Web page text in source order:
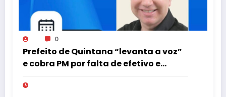
0
Prefeito de Quintana “levanta a voz”
e cobra PM por falta de efetivo e
viaturas na região